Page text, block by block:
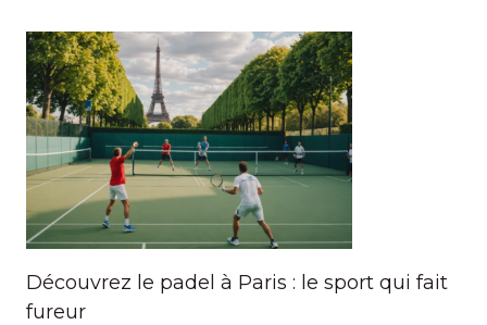
Découvrez le padel à Paris : le sport qui fait
fureur